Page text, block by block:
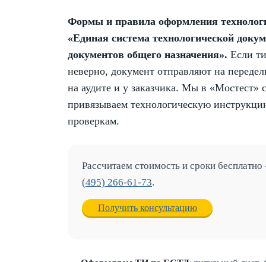
Формы и правила оформления
«Единая система технологической
документов общего назначения». Если
неверно, документ отправляют на
на аудите и у заказчика. Мы в «Мостест»
привязываем технологическую
проверкам.
Рассчитаем стоимость и сроки
(495) 266-61-73.
Получить консультацию